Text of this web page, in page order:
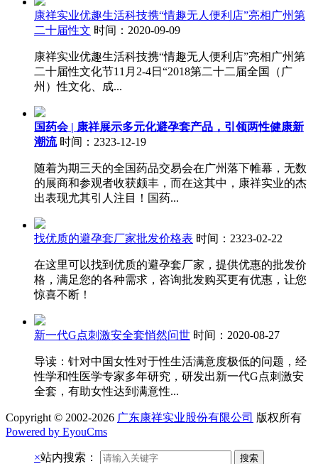
康祥实业优趣生活科技携“情趣无人便利店”亮相广州第
二十届性文 时间：2020-09-09
康祥实业优趣生活科技携“情趣无人便利店”亮相广州第
二十届性文化节11月2-4日“2018第二十二届全国（广
州）性文化、成...
国药会 | 康祥展示多元化避孕套产品，引领两性健康新
潮流 时间：2323-12-19
随着为期三天的全国药品交易会在广州落下帷幕，无数
的展商和参观者收获颇丰，而在这其中，康祥实业的杰
出表现尤其引人注目！国药...
找优质的避孕套厂家批发价格表 时间：2323-02-22
在这里可以找到优质的避孕套厂家，提供优惠的批发价
格，满足您的各种需求，咨询批发购买更有优惠，让您
惊喜不断！
新一代G点刺激安全套悄然问世 时间：2020-08-27
导读：针对中国女性对于性生活满意度极低的问题，经
性学和性医学专家多年研究，研发出新一代G点刺激安
全套，有助女性达到满意性...
Copyright © 2002-2026 广东康祥实业股份有限公司 版权所有
Powered by EyouCms
×站内搜索： 搜索